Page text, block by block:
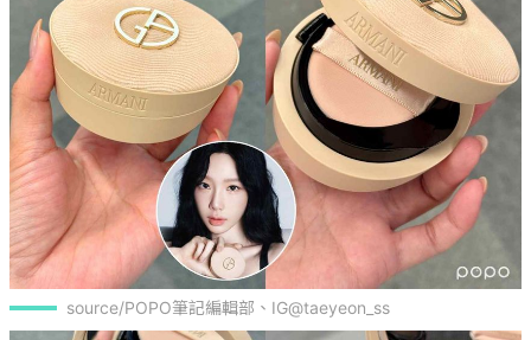
source/POPO筆記編輯部、IG@taeyeon_ss